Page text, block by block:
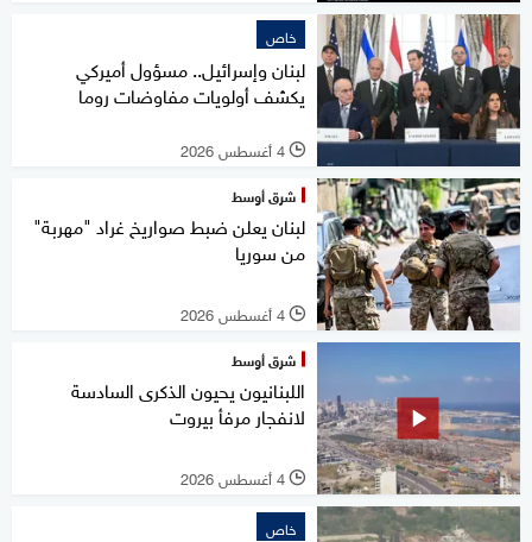
خاص
لبنان وإسرائيل.. مسؤول أميركي
يكشف أولويات مفاوضات روما
l 4 أغسطس 2026
شرق أوسط
لبنان يعلن ضبط صواريخ غراد "مهربة"
من سوريا
l 4 أغسطس 2026
شرق أوسط
اللبنانيون يحيون الذكرى السادسة
لانفجار مرفأ بيروت
l 4 أغسطس 2026
خاص